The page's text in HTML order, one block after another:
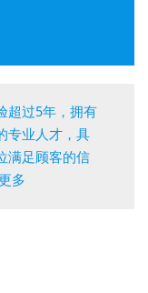
超过5年，拥有
专业人才，具
满足顾客的信
多